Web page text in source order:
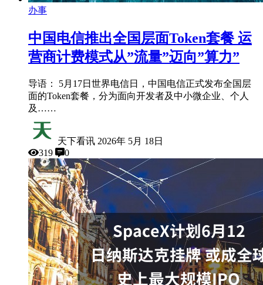
办事
中国电信推出全国层面Token套餐 运
营商计费模式从”流量”迈向”算力”
导语： 5月17日世界电信日，中国电信正式发布全国层
面的Token套餐，分为面向开发者及中小微企业、个人
及……
天下看讯 2026年 5月 18日
319
0